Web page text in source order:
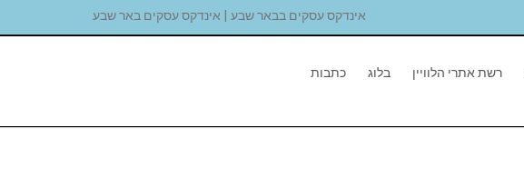
אינדקס עסקים בבאר שבע | אינדקס עסקים באר שבע
רשת אתרי הלוויין בלוג כתבות